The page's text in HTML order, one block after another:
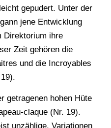
gepudert. Unter der
jene Entwicklung
Direktorium ihre
Zeit gehören die
und die Incroyables
getragenen hohen Hüte
claque (Nr. 19).
unzählige, Variationen